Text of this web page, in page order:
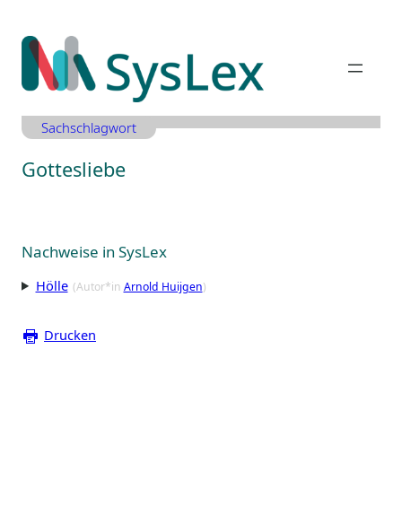
Inhalt
springen
Sachschlagwort
Gottesliebe
Nachweise in SysLex
Hölle (Autor*in Arnold Huijgen)
Drucken